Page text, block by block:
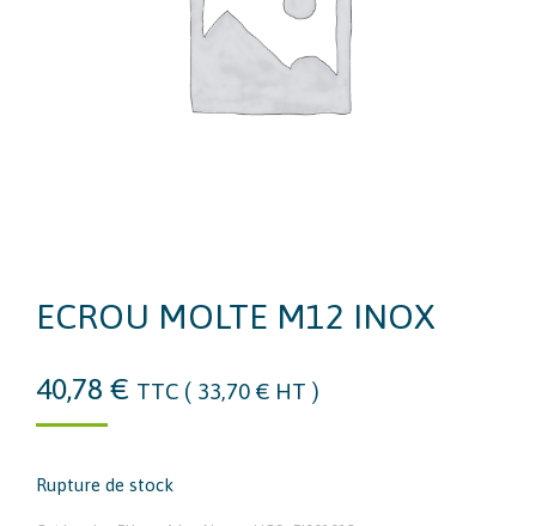
ECROU MOLTE M12 INOX
40,78 € TTC ( 33,70 € HT )
Rupture de stock